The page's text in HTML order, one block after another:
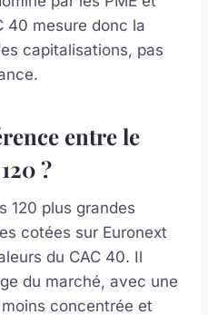
40 mesure donc la
capitalisations, pas
entre le
?
120 plus grandes
cotées sur Euronext
du CAC 40. Il
du marché, avec une
concentrée et